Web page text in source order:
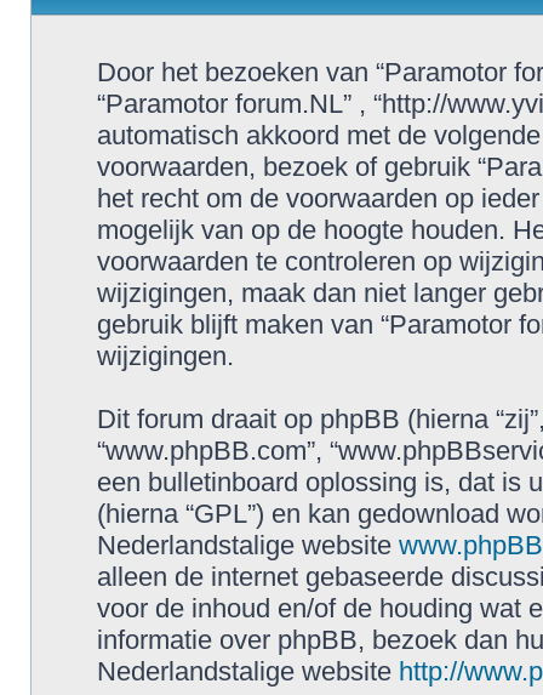
Door het bezoeken van “Paramotor
“Paramotor forum.NL” , “http://
automatisch akkoord met de
voorwaarden, bezoek of gebruik
het recht om de voorwaarden op
mogelijk van op de hoogte houden.
voorwaarden te controleren op
wijzigingen, maak dan niet langer
gebruik blijft maken van “Paramotor
wijzigingen.
Dit forum draait op phpBB (hierna
“www.phpBB.com”,
een bulletinboard oplossing is, dat is
(hierna “GPL”) en kan gedownload
Nederlandstalige website
alleen de internet gebaseerde
voor de inhoud en/of de houding wat
informatie over phpBB, bezoek dan
Nederlandstalige website http://